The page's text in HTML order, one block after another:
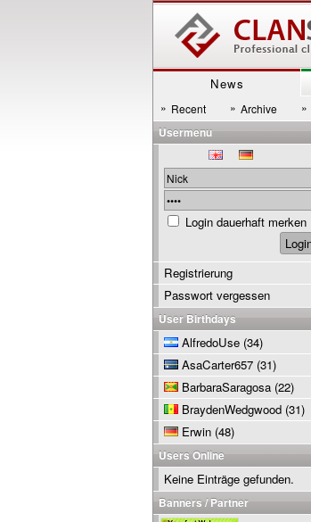
News
» Recent » Archive »
Usermenu
Login dauerhaft merken
Registrierung
Passwort vergessen
User Birthdays
AlfredoUse (34)
AsaCarter657 (31)
BarbaraSaragosa (22)
BraydenWedgwood (31)
Erwin (48)
Users Online
Keine Einträge gefunden.
Banners / Partner